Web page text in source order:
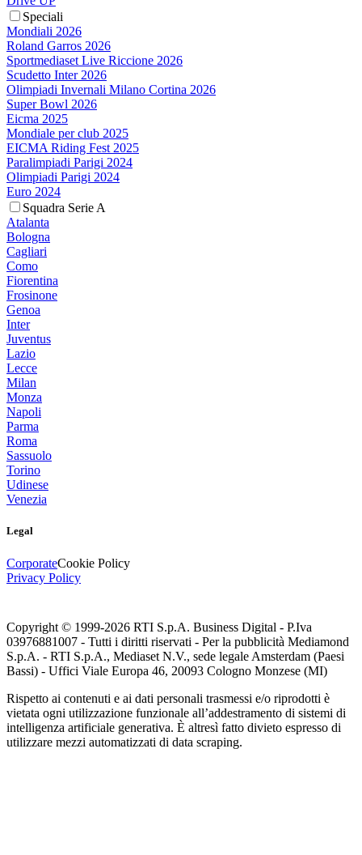
Speciali
Mondiali 2026
Roland Garros 2026
Sportmediaset Live Riccione 2026
Scudetto Inter 2026
Olimpiadi Invernali Milano Cortina 2026
Super Bowl 2026
Eicma 2025
Mondiale per club 2025
EICMA Riding Fest 2025
Paralimpiadi Parigi 2024
Olimpiadi Parigi 2024
Euro 2024
Squadra Serie A
Atalanta
Bologna
Cagliari
Como
Fiorentina
Frosinone
Genoa
Inter
Juventus
Lazio
Lecce
Milan
Monza
Napoli
Parma
Roma
Sassuolo
Torino
Udinese
Venezia
Legal
CorporateCookie Policy
Privacy Policy
Copyright © 1999-2026 RTI S.p.A. Business Digital - P.Iva
03976881007 - Tutti i diritti riservati - Per la pubblicità Mediamond
S.p.A. - RTI S.p.A., Mediaset N.V., sede legale Amsterdam (Paesi
Bassi) - Uffici Viale Europa 46, 20093 Cologno Monzese (MI)
Rispetto ai contenuti e ai dati personali trasmessi e/o riprodotti è
vietata ogni utilizzazione funzionale all’addestramento di sistemi di
intelligenza artificiale generativa. È altresì fatto divieto espresso di
utilizzare mezzi automatizzati di data scraping.